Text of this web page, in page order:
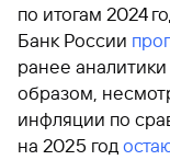
по итогам 2024
Банк России
ранее
образом,
инфляции по
на 2025 год